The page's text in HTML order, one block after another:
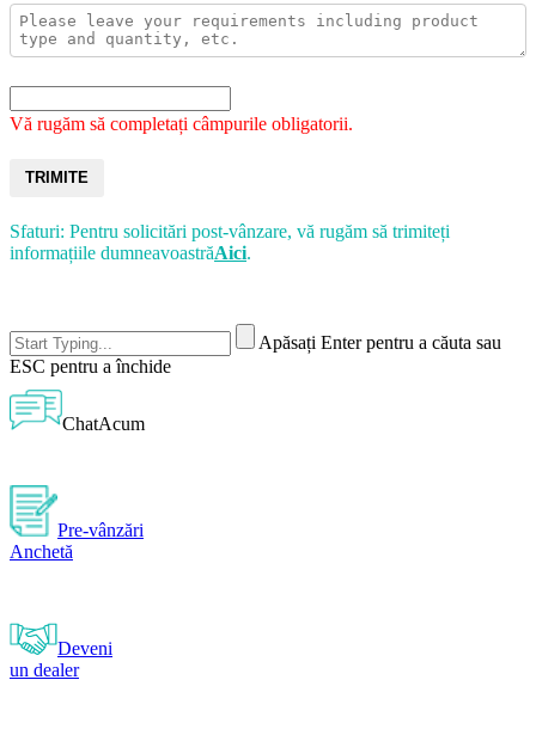
Vă rugăm să completați câmpurile obligatorii.
TRIMITE
Sfaturi: Pentru solicitări post-vânzare, vă rugăm să trimiteți
informațiile dumneavoastrăAici.
Apăsați Enter pentru a căuta sau
ESC pentru a închide
ChatAcum
Pre-vânzări
Anchetă
Deveni
un dealer